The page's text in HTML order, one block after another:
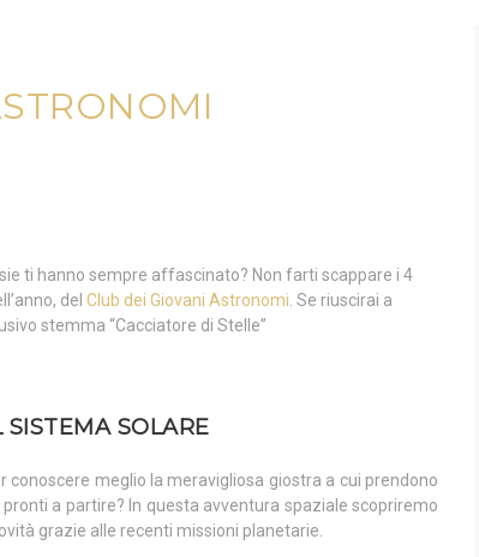
ti hanno sempre affascinato? Non farti scappare i 4
del Club dei Giovani Astronomi . Se riuscirai a
stemma “Cacciatore di Stelle”
SOLARE
meglio la meravigliosa giostra a cui prendono
a partire? In questa avventura spaziale scopriremo
grazie alle recenti missioni planetarie.